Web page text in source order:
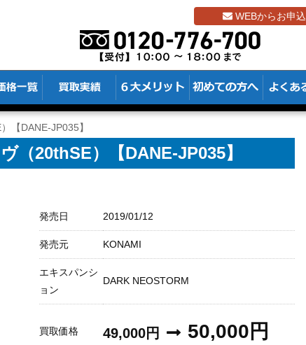
WEBからお申込
【DANE-JP035】
（20thSE）【DANE-JP035】
発売日 2019/01/12
発売元 KONAMI
エキスパンシ
ョン
DARK NEOSTORM
買取価格 49,000円 50,000円